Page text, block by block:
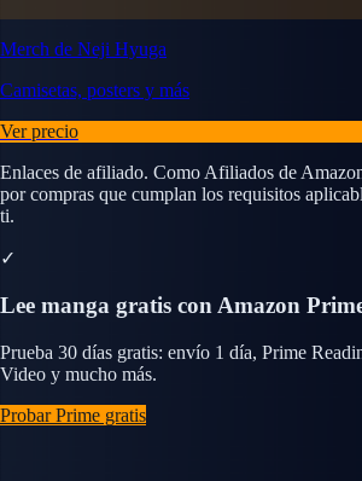
Merch de Neji Hyuga
Camisetas, posters y más
Ver precio
Enlaces de afiliado. Como Afiliados de
por compras que cumplan los requisitos
ti.
✓
Lee manga gratis con Amazon
Prueba 30 días gratis: envío 1 día, Prime
Video y mucho más.
Probar Prime gratis